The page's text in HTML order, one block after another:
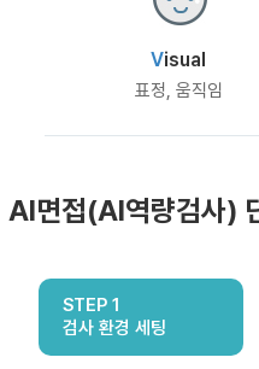
Visual
표정, 움직임
AI면접(AI역량검사)
STEP 1
검사 환경 세팅